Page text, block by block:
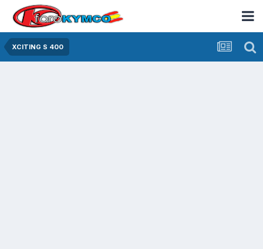
XCITING S 400